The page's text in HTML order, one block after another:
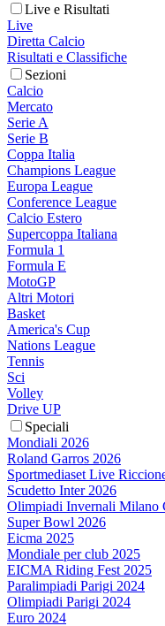
Live e Risultati
Live
Diretta Calcio
Risultati e Classifiche
Sezioni
Calcio
Mercato
Serie A
Serie B
Coppa Italia
Champions League
Europa League
Conference League
Calcio Estero
Supercoppa Italiana
Formula 1
Formula E
MotoGP
Altri Motori
Basket
America's Cup
Nations League
Tennis
Sci
Volley
Drive UP
Speciali
Mondiali 2026
Roland Garros 2026
Sportmediaset Live
Scudetto Inter 2026
Olimpiadi Invernali Milano
Super Bowl 2026
Eicma 2025
Mondiale per club 2025
EICMA Riding Fest 2025
Paralimpiadi Parigi 2024
Olimpiadi Parigi 2024
Euro 2024